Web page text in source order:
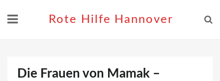
Rote Hilfe Hannover
Die Frauen von Mamak –